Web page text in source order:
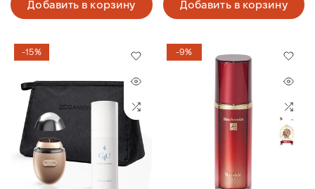
Добавить в корзину Добавить в корзину
-15% -9%